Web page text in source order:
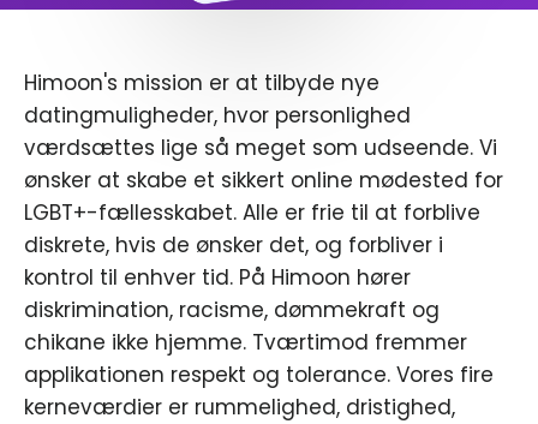
Himoon's mission er at tilbyde nye
datingmuligheder, hvor personlighed
værdsættes lige så meget som udseende. Vi
ønsker at skabe et sikkert online mødested for
LGBT+-fællesskabet. Alle er frie til at forblive
diskrete, hvis de ønsker det, og forbliver i
kontrol til enhver tid. På Himoon hører
diskrimination, racisme, dømmekraft og
chikane ikke hjemme. Tværtimod fremmer
applikationen respekt og tolerance. Vores fire
kerneværdier er rummelighed, dristighed,